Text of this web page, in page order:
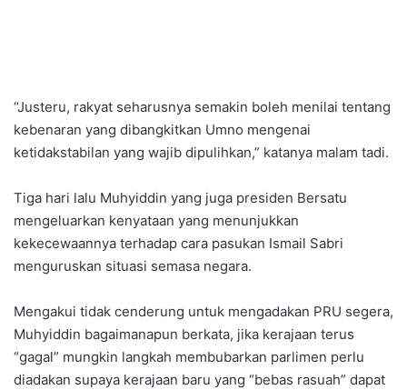
“Justeru, rakyat seharusnya semakin boleh menilai tentang
kebenaran yang dibangkitkan Umno mengenai
ketidakstabilan yang wajib dipulihkan,” katanya malam tadi.
Tiga hari lalu Muhyiddin yang juga presiden Bersatu
mengeluarkan kenyataan yang menunjukkan
kekecewaannya terhadap cara pasukan Ismail Sabri
menguruskan situasi semasa negara.
Mengakui tidak cenderung untuk mengadakan PRU segera,
Muhyiddin bagaimanapun berkata, jika kerajaan terus
“gagal” mungkin langkah membubarkan parlimen perlu
diadakan supaya kerajaan baru yang “bebas rasuah” dapat